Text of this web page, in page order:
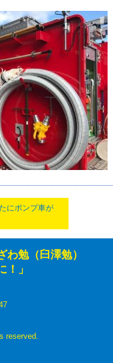
にポンプ車が
勉（臼澤勉）
！」
reserved.